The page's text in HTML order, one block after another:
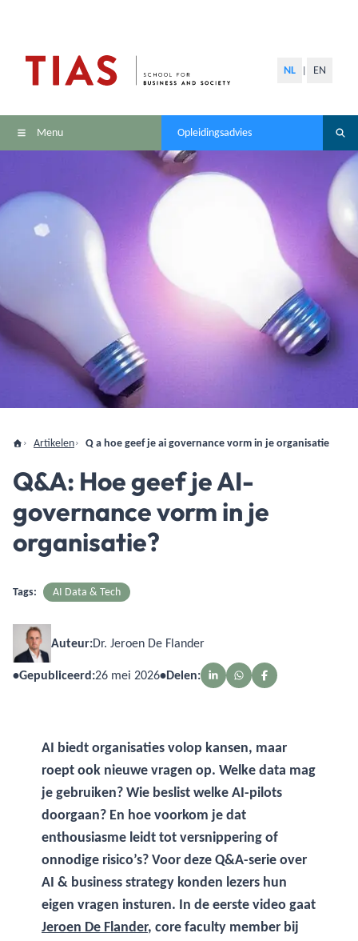
NL EN
Menu Opleidingsadvies
Artikelen Q a hoe geef je ai governance vorm in je organisatie
Q&A: Hoe geef je AI-
governance vorm in je
organisatie?
Tags: AI Data & Tech
Auteur:Dr. Jeroen De Flander
•Gepubliceerd:26 mei 2026•Delen:
AI biedt organisaties volop kansen, maar
roept ook nieuwe vragen op. Welke data mag
je gebruiken? Wie beslist welke AI-pilots
doorgaan? En hoe voorkom je dat
enthousiasme leidt tot versnippering of
onnodige risico’s? Voor deze Q&A-serie over
AI & business strategy konden lezers hun
eigen vragen insturen. In de eerste video gaat
Jeroen De Flander, core faculty member bij